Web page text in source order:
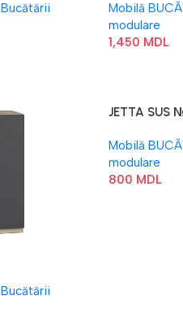
Bucătării
Mobilă
modulare
1,450 MDL
Bucătării
JETTA SUS
Mobilă
modulare
800 MDL